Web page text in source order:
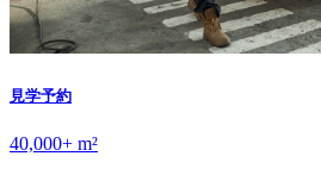
見学予約
40,000+ m²